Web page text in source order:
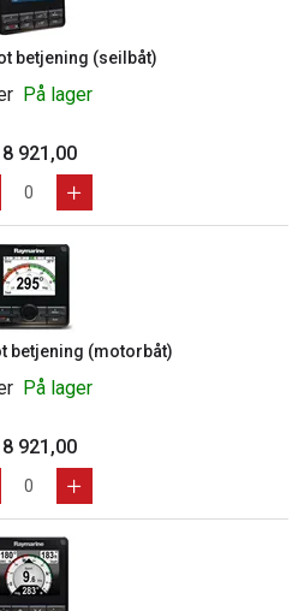
betjening (seilbåt)
På lager
921,00
betjening (motorbåt)
På lager
921,00